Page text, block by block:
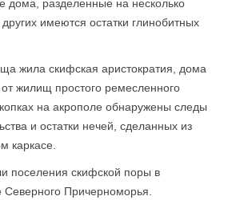
дома, разделенные на несколько
имеются остатки глинобитных
жила скифская аристократия, дома
от жилищ простого ремесленного
на акрополе обнаружены следы
и остатки нечей, сделанных из
каркасе.
поселения скифской поры в
Северного Причерноморья.